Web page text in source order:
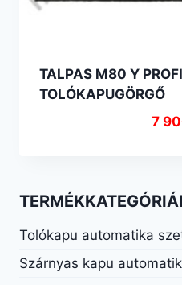
TALPAS M80 Y
TOLÓKAPUGÖRGŐ
7
Tolókapu automatika
Szárnyas kapu